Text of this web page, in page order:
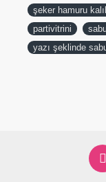
şeker hamuru
partivitrini
yazı şeklinde